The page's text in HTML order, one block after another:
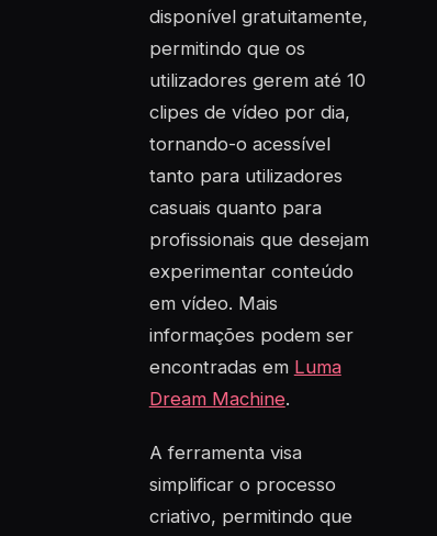
disponível gratuitamente,
permitindo que os
utilizadores gerem até 10
clipes de vídeo por dia,
tornando-o acessível
tanto para utilizadores
casuais quanto para
profissionais que desejam
experimentar conteúdo
em vídeo. Mais
informações podem ser
encontradas em Luma
Dream Machine.
A ferramenta visa
simplificar o processo
criativo, permitindo que